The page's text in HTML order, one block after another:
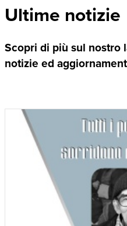
Ultime notizie
Scopri di più sul nostro
notizie ed